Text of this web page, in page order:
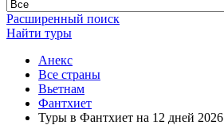
Расширенный поиск
Найти туры
Анекс
Все страны
Вьетнам
Фантхиет
Туры в Фантхиет на 12 дней 2026